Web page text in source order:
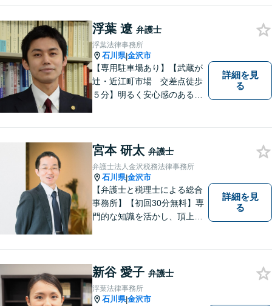
軽にご相談ください。土日祝
も対応可能です。【法テラス
可】
浮葉 遼 弁護士
浮葉法律事務所
石川県|金沢市
【専用駐車場あり】【武蔵が
辻・近江町市場 交差点徒歩
５分】明るく安心感のある事
詳細を見
る
宮本 研太 弁護士
弁護士法人金沢税務法律事務所
石川県|金沢市
【弁護士と税理士による総合
事務所】【初回30分無料】専
門的な知識を活かし、頂上＝
ジあります。
詳細を見
る
新谷 愛子 弁護士
浮葉法律事務所
石川県|金沢市